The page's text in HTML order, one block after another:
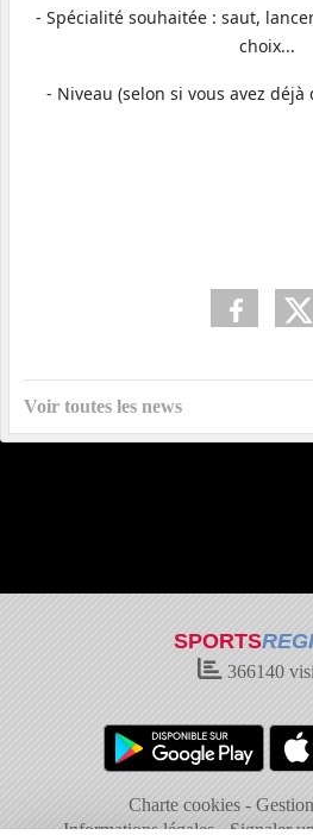
- Spécialité souhaitée : saut,
choix...
- Niveau (selon si vous avez
Voir toutes les news
SPORTS
366140
Charte cookies
Informations légales
Signaler